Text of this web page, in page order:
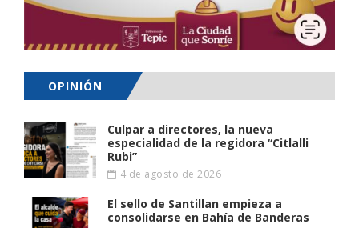
OPINIÓN
Culpar a directores, la nueva
especialidad de la regidora “Citlalli
Rubi”
4 de agosto de 2026
El sello de Santillan empieza a
consolidarse en Bahía de Banderas